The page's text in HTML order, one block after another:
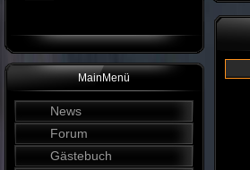
MainMenü
News
Forum
Gästebuch